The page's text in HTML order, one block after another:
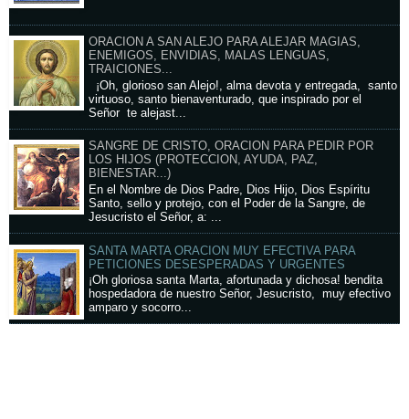
ORACION A SAN ALEJO PARA ALEJAR MAGIAS,
ENEMIGOS, ENVIDIAS, MALAS LENGUAS,
TRAICIONES...
¡Oh, glorioso san Alejo!, alma devota y entregada, santo
virtuoso, santo bienaventurado, que inspirado por el
Señor te alejast...
SANGRE DE CRISTO, ORACION PARA PEDIR POR
LOS HIJOS (PROTECCION, AYUDA, PAZ,
BIENESTAR...)
En el Nombre de Dios Padre, Dios Hijo, Dios Espíritu
Santo, sello y protejo, con el Poder de la Sangre, de
Jesucristo el Señor, a: ...
SANTA MARTA ORACION MUY EFECTIVA PARA
PETICIONES DESESPERADAS Y URGENTES
¡Oh gloriosa santa Marta, afortunada y dichosa! bendita
hospedadora de nuestro Señor, Jesucristo, muy efectivo
amparo y socorro...